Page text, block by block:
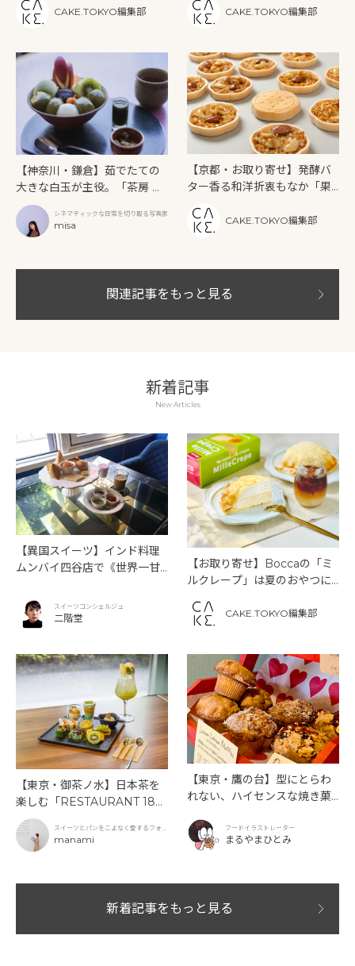
津菓子かねい」のストーリー
CAKE.TOKYO編集部
福・天と塩」CAKE.TOKYO編集部
【神奈川・鎌倉】茹でたての
大きな白玉が主役。「茶房 雲
母（さぼう きらら）」で味わ
うおもてなしの心
シネマティックな日常を切り取る写真家
misa
【京都・お取り寄せ】発酵バ
ター香る和洋折衷もなか「果
-」
CAKE.TOKYO編集部
関連記事をもっと見る
新着記事
New Articles
【異国スイーツ】インド料理
ムンバイ四谷店で《世界一甘
ー》を味わうスイーツコンシェルジュ
二階堂
【お取り寄せ】Boccaの「ミ
ルクレープ」は夏のおやつに
CAKE.TOKYO編集部
【東京・御茶ノ水】日本茶を
楽しむ「RESTAURANT 189
9 OCHANOMIZU」の抹茶ア
フタヌーンティーと新作クリ
ームソーダ
スイーツとパンをこよなく愛するフォト
グラファー
manami
【東京・鷹の台】型にとらわ
れない、ハイセンスな焼き菓
フードイラストレーター
まるやまひとみ
新着記事をもっと見る